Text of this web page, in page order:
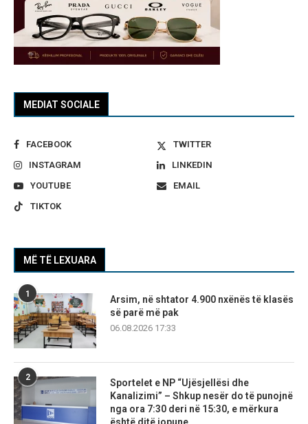
MEDIAT SOCIALE
FACEBOOK
TWITTER
INSTAGRAM
LINKEDIN
YOUTUBE
EMAIL
TIKTOK
MË TË LEXUARA
1
Arsim, në shtator 4.900 nxënës të klasës
së parë më pak
06.08.2026 17:33
2
Sportelet e NP “Ujësjellësi dhe
Kanalizimi” – Shkup nesër do të punojnë
nga ora 7:30 deri në 15:30, e mërkura
është ditë jopune